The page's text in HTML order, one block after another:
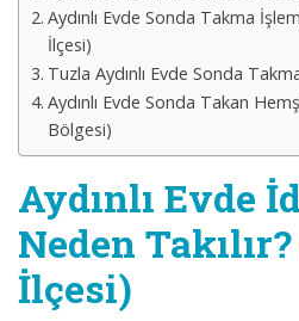
Aydınlı Evde Sonda Takma
İlçesi)
Tuzla Aydınlı Evde Sonda
Aydınlı Evde Sonda Takan
Bölgesi)
Aydınlı Evde
Neden
İlçesi)